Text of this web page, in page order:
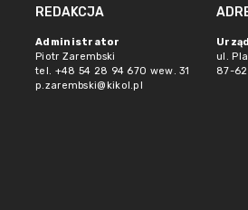
REDAKCJA
Administrator
Piotr Zarembski
tel. +48 54 28 94 670 wew. 31
p.zarembski@kikol.pl
ul.
87-